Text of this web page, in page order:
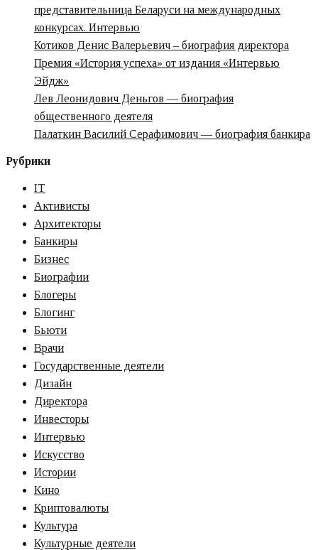
—
профессиональная
карьера
представительница Беларуси на международных
конкурсах. Интервью
Котиков Денис Валерьевич – биография директора
Премия «‎История успеха» от издания «‎Интервью
Эйдж»‎‎
Лев Леонидович Деньгов — биография
общественного деятеля
Палаткин Василий Серафимович — биография банкира
Рубрики
IT
Активисты
Архитекторы
Банкиры
Бизнес
Биографии
Блогеры
Блогинг
Бьюти
Врачи
Государственные деятели
Дизайн
Директора
Инвесторы
Интервью
Искусство
Истории
Кино
Криптовалюты
Культура
Культурные деятели